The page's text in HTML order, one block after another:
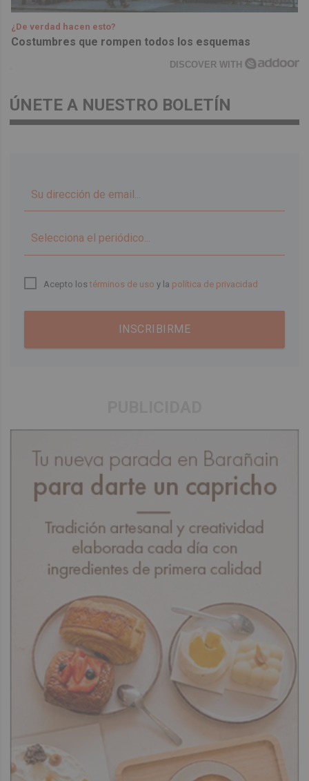
¿De verdad hacen esto?
Costumbres que rompen todos los esquemas
DISCOVER WITH
ÚNETE A NUESTRO BOLETÍN
Acepto lostérminos de uso y la política de privacidad
INSCRIBIRME